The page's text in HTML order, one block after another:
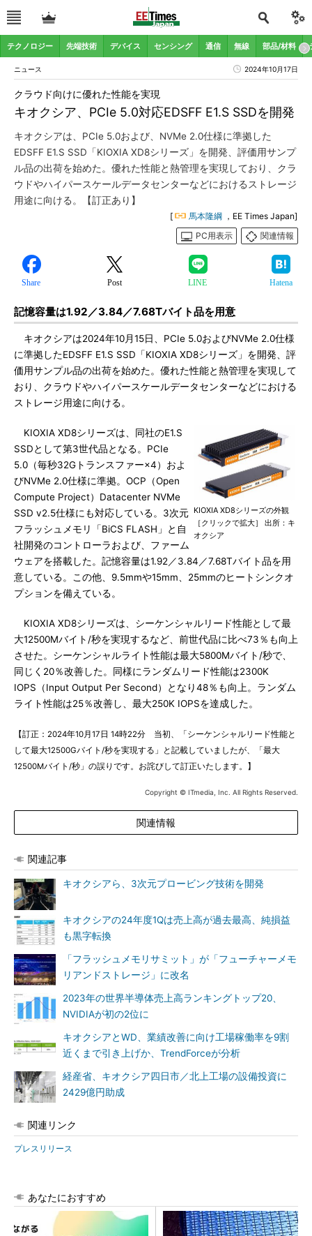
テクノロジー 先端技術 デバイス センシング 通信 無線 部品/材料
ニュース 2024年10月17日
キオクシア、PCIe 5.0対応EDSFF E1.S SSDを開発
クラウド向けに優れた性能を実現
キオクシアは、PCIe 5.0および、NVMe 2.0仕様に準拠した
EDSFF E1.S SSD「KIOXIA XD8シリーズ」を開発、評価用サンプ
ル品の出荷を始めた。優れた性能と熱管理を実現しており、クラ
ウドやハイパースケールデータセンターなどにおけるストレージ
用途に向ける。【訂正あり】
[ 馬本隆綱 ，EE Times Japan]
PC用表示
関連情報
Share Post LINE Hatena
記憶容量は1.92／3.84／7.68Tバイト品を用意
キオクシアは2024年10月15日、PCIe 5.0およびNVMe 2.0仕様
に準拠したEDSFF E1.S SSD「KIOXIA XD8シリーズ」を開発、評
価用サンプル品の出荷を始めた。優れた性能と熱管理を実現して
おり、クラウドやハイパースケールデータセンターなどにおける
ストレージ用途に向ける。
KIOXIA XD8シリーズの外観
［クリックで拡大］ 出所：キ
オクシア
KIOXIA XD8シリーズは、同社のE1.S
SSDとして第3世代品となる。PCIe
5.0（毎秒32Gトランスファー×4）およ
びNVMe 2.0仕様に準拠。OCP（Open
Compute Project）Datacenter NVMe
SSD v2.5仕様にも対応している。3次元
フラッシュメモリ「BiCS FLASH」と自
社開発のコントローラおよび、ファーム
ウェアを搭載した。記憶容量は1.92／3.84／7.68Tバイト品を用
意している。この他、9.5mmや15mm、25mmのヒートシンクオ
プションを備えている。
KIOXIA XD8シリーズは、シーケンシャルリード性能として最
大12500Mバイト/秒を実現するなど、前世代品に比べ73％も向上
させた。シーケンシャルライト性能は最大5800Mバイト/秒で、
同じく20％改善した。同様にランダムリード性能は2300K
IOPS（Input Output Per Second）となり48％も向上。ランダム
ライト性能は25％改善し、最大250K IOPSを達成した。
【訂正：2024年10月17日 14時22分 当初、「シーケンシャルリード性能と
して最大12500Gバイト/秒を実現する」と記載していましたが、「最大
12500Mバイト/秒」の誤りです。お詫びして訂正いたします。】
Copyright © ITmedia, Inc. All Rights Reserved.
関連情報
関連記事
キオクシアら、3次元プロービング技術を開発
キオクシアの24年度1Qは売上高が過去最高、純損益
も黒字転換
「フラッシュメモリサミット」が「フューチャーメモ
リアンドストレージ」に改名
2023年の世界半導体売上高ランキングトップ20、
NVIDIAが初の2位に
キオクシアとWD、業績改善に向け工場稼働率を9割
近くまで引き上げか、TrendForceが分析
経産省、キオクシア四日市／北上工場の設備投資に
2429億円助成
関連リンク
プレスリリース
あなたにおすすめ